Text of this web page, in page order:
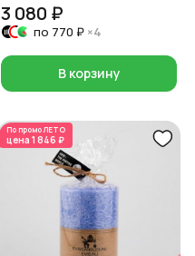
3 080 ₽
по 770 ₽ ×4
В корзину
По промоЛЕТО
цена 1 846 ₽